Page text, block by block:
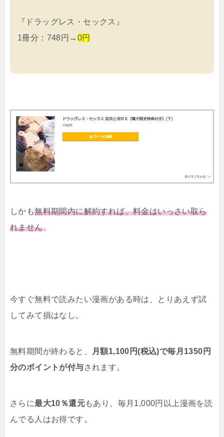
『ドラッグレス・セックス』
1冊分：748円→ 0円
しかも無料期間内に解約すれば、料金はいっさい取ら
れません。
今すぐ無料で読みたい漫画がある時は、とりあえず試
してみて損はなし。
無料期間が終わると、
月額1,100円(税込)で毎月1350円
分のポイントが付与されます。
さらに最大10％還元もあり、毎月1,000円以上漫画を読
んでる人はお得です。